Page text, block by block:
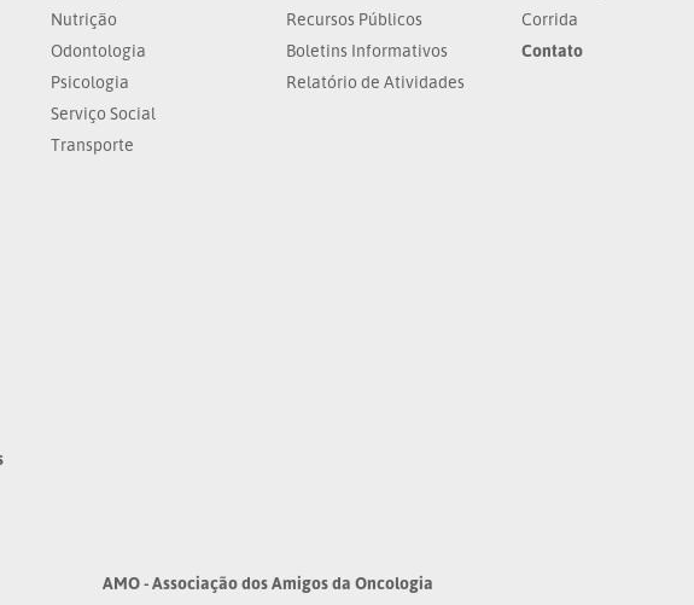
Nutrição
Odontologia
Psicologia
Serviço Social
Transporte
Recursos Públicos
Boletins Informativos
Relatório de Atividades
Corrida
Contato
AMO - Associação dos Amigos da Oncologia